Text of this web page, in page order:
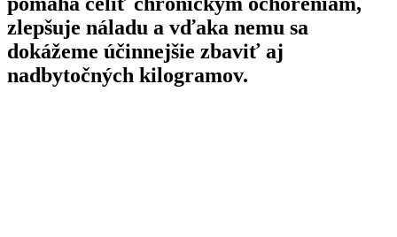
zlepšuje náladu a vďaka nemu sa
dokážeme účinnejšie zbaviť aj
nadbytočných kilogramov.